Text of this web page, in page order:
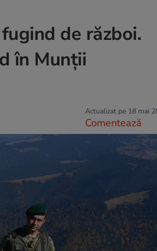
de război.
în Munții
Actualizat pe 18 mai
Comentează